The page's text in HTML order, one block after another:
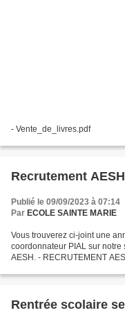
- Vente_de_livres.pdf
Recrutement AESH
Publié le 09/09/2023 à 07:14
Par ECOLE SAINTE MARIE
Vous trouverez ci-joint une
coordonnateur PIAL sur notre
AESH. - RECRUTEMENT
Rentrée scolaire